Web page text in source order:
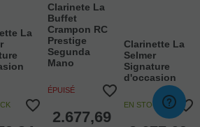
La
Clarinete La
Buffet
Crampon RC
Prestige
Segunda
Mano
ÉPUISÉ
2.677,69
Clarinette La
Selmer
Signature
d'occasion
EN STOCK